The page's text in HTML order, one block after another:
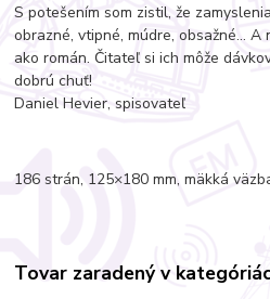
S potešením som zistil, že
obrazné, vtipné, múdre, obsažné… A
ako román. Čitateľ si ich môže
dobrú chuť!
Daniel Hevier, spisovateľ
186 strán, 125×180 mm, mäkká
Tovar zaradený v